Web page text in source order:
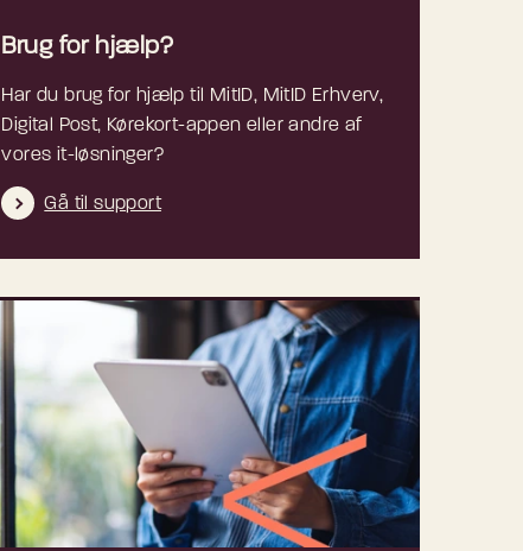
Brug for hjælp?
Har du brug for hjælp til MitID, MitID Erhverv,
Digital Post, Kørekort-appen eller andre af
vores it-løsninger?
Gå til support